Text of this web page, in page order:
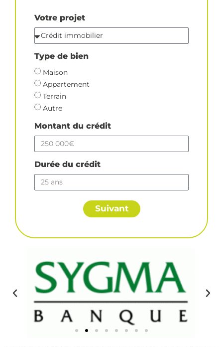
Votre projet
Type de bien
Maison
Appartement
Terrain
Autre
Montant du crédit
Durée du crédit
Suivant